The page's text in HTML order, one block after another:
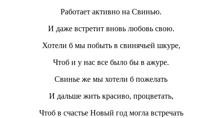
Работает активно на Свинью.
И даже встретит вновь любовь свою.
Хотели б мы побыть в свинячьей шкуре,
Чтоб и у нас все было бы в ажуре.
Свинье же мы хотели б пожелать
И дальше жить красиво, процветать,
Чтоб в счастье Новый год могла встречать